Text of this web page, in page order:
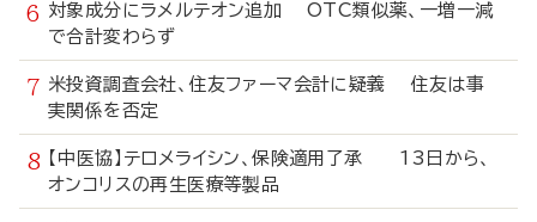
対象成分にラメルテオン追加 OTC類似薬、一増一減
で合計変わらず
米投資調査会社、住友ファーマ会計に疑義 住友は事
実関係を否定
【中医協】テロメライシン、保険適用了承 13日から、
オンコリスの再生医療等製品